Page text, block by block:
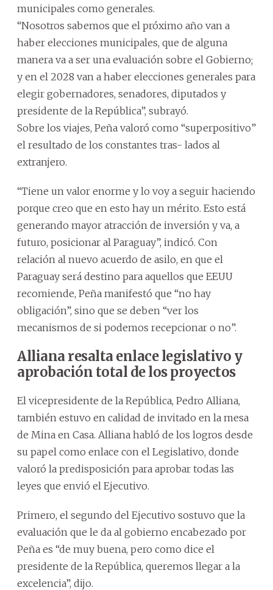
municipales como generales.
“Nosotros sabemos que el próximo año van a
haber elecciones municipales, que de alguna
manera va a ser una evaluación sobre el Gobierno;
y en el 2028 van a haber elecciones generales para
elegir gobernadores, senadores, diputados y
presidente de la República”, subrayó.
Sobre los viajes, Peña valoró como “superpositivo”
el resultado de los constantes tras- lados al
extranjero.
“Tiene un valor enorme y lo voy a seguir haciendo
porque creo que en esto hay un mérito. Esto está
generando mayor atracción de inversión y va, a
futuro, posicionar al Paraguay”, indicó. Con
relación al nuevo acuerdo de asilo, en que el
Paraguay será destino para aquellos que EEUU
recomiende, Peña manifestó que “no hay
obligación”, sino que se deben “ver los
mecanismos de si podemos recepcionar o no”.
Alliana resalta enlace legislativo y
aprobación total de los proyectos
El vicepresidente de la República, Pedro Alliana,
también estuvo en calidad de invitado en la mesa
de Mina en Casa. Alliana habló de los logros desde
su papel como enlace con el Legislativo, donde
valoró la predisposición para aprobar todas las
leyes que envió el Ejecutivo.
Primero, el segundo del Ejecutivo sostuvo que la
evaluación que le da al gobierno encabezado por
Peña es “de muy buena, pero como dice el
presidente de la República, queremos llegar a la
excelencia”, dijo.